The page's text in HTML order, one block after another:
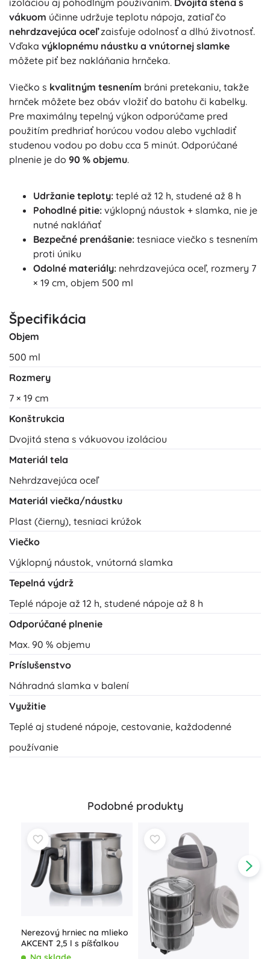
izoláciou aj pohodlným používaním. Dvojitá stena s
vákuom účinne udržuje teplotu nápoja, zatiaľ čo
nehrdzavejúca oceľzaisťuje odolnosť a dlhú životnosť.
Vďaka výklopnému náustku a vnútornej slamke
môžete piť bez nakláňania hrnčeka.
Viečko s kvalitným tesnením bráni pretekaniu, takže
hrnček môžete bez obáv vložiť do batohu či kabelky.
Pre maximálny tepelný výkon odporúčame pred
použitím predhriať horúcou vodou alebo vychladiť
studenou vodou po dobu cca 5 minút. Odporúčané
plnenie je do 90 % objemu.
Udržanie teploty: teplé až 12 h, studené až 8 h
Pohodlné pitie: výklopný náustok + slamka, nie je
nutné nakláňať
Bezpečné prenášanie: tesniace viečko s tesnením
proti úniku
Odolné materiály: nehrdzavejúca oceľ, rozmery 7
× 19 cm, objem 500 ml
Špecifikácia
Objem
500 ml
Rozmery
7 × 19 cm
Konštrukcia
Dvojitá stena s vákuovou izoláciou
Materiál tela
Nehrdzavejúca oceľ
Materiál viečka/náustku
Plast (čierny), tesniaci krúžok
Viečko
Výklopný náustok, vnútorná slamka
Tepelná výdrž
Teplé nápoje až 12 h, studené nápoje až 8 h
Odporúčané plnenie
Max. 90 % objemu
Príslušenstvo
Náhradná slamka v balení
Využitie
Teplé aj studené nápoje, cestovanie, každodenné
používanie
Podobné produkty
Nerezový hrniec na mlieko
AKCENT 2,5 l s píšťalkou